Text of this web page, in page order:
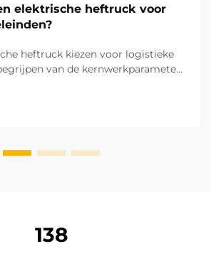
elektrische heftruck voor
heftruck kiezen voor logistieke
van de kernwerkparameters
juiste elektrische heftruck te
van de ISO-industriële-
138